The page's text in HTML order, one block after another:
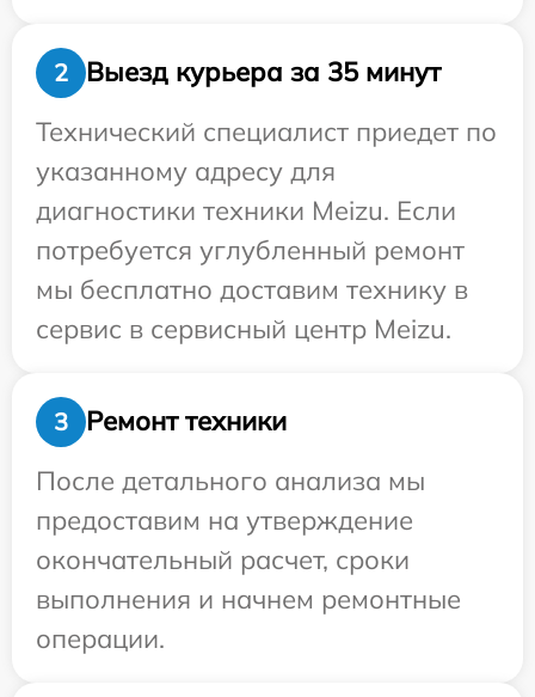
2
Выезд курьера за 35 минут
Технический специалист приедет по
указанному адресу для
диагностики техники Meizu. Если
потребуется углубленный ремонт
мы бесплатно доставим технику в
сервис в сервисный центр Meizu.
3
Ремонт техники
После детального анализа мы
предоставим на утверждение
окончательный расчет, сроки
выполнения и начнем ремонтные
операции.